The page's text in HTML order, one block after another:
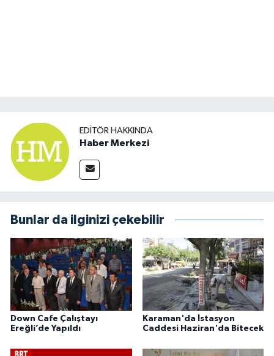
EDITÖR HAKKINDA
Haber Merkezi
Bunlar da ilginizi çekebilir
Down Cafe Çalıştayı
Ereğli’de Yapıldı
Karaman'da İstasyon
Caddesi Haziran'da Bitecek